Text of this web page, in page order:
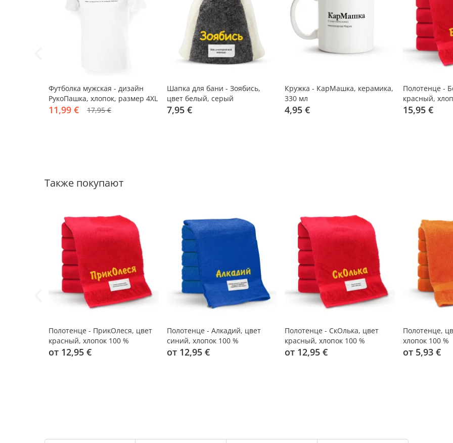
-33%
Футболка мужская - дизайн
РукоПашка, хлопок, размер 4XL
11,99 € 17,95 €
Шапка для бани - Зоябись,
цвет белый, серый
7,95 €
Кружка - КарМашка, керамика,
330 мл
4,95 €
Полотенце -
красный,
15,95 €
Также покупают
Полотенце - ПрикОлеся, цвет
красный, хлопок 100 %
от 12,95 €
Полотенце - Алкадий, цвет
синий, хлопок 100 %
от 12,95 €
Полотенце - СкОлька, цвет
красный, хлопок 100 %
от 12,95 €
Полотенце,
хлопок 100 %
от 5,93 €